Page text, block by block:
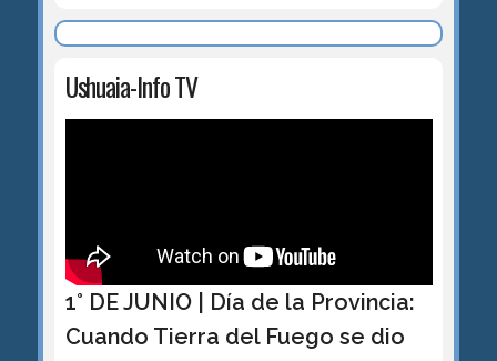
Ushuaia-Info TV
1° DE JUNIO | Día de la Provincia:
Cuando Tierra del Fuego se dio